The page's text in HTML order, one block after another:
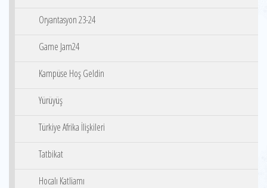
Oryantasyon 23-24
Game Jam24
Kampüse Hoş Geldin
Yürüyüş
Türkiye Afrika İlişkileri
Tatbikat
Hocalı Katliamı